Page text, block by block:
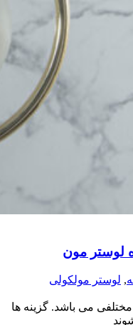
لوستر مون
, لوستر مولکولی
می باشد. گزینه ها